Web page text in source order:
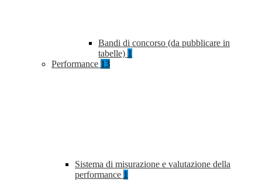
Bandi di concorso (da pubblicare in
tabelle) 1
Performance 13
Sistema di misurazione e valutazione della
performance 1